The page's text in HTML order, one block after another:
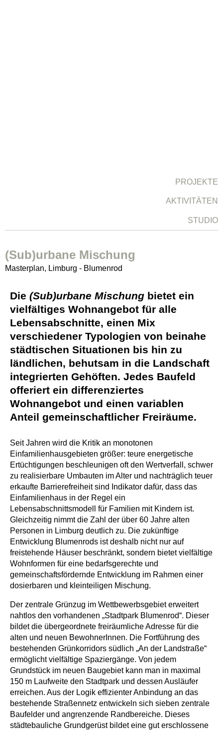
PROJEKTE
AKTIVITÄTEN
STUDIO
(Sub)urbane Mischung
Masterplan, Limburg - Blumenrod
Die (Sub)urbane Mischung bietet ein
vielfältiges Wohnangebot für alle
Lebensabschnitte, einen Mix
verschiedener Typologien von beinahe
städtischen Situationen bis hin zu
ländlichen, behutsam in die Landschaft
integrierten Gehöften. Jedes Baufeld
offeriert ein differenziertes
Wohnangebot und einen variablen
Anteil gemeinschaftlicher Freiräume.
Seit Jahren wird die Kritik an monotonen
Einfamilienhausgebieten größer: teure energetische
Ertüchtigungen beschleunigen oft den Wertverfall, schwer
zu realisierbare Umbauten im Alter und nachträglich teuer
erkaufte Barrierefreiheit sind Indikator dafür, dass das
Einfamilienhaus in der Regel ein
Lebensabschnittsmodell für Familien mit Kindern ist.
Gleichzeitig nimmt die Zahl der über 60 Jahre alten
Personen in Limburg deutlich zu. Die zukünftige
Entwicklung Blumenrods ist deshalb nicht nur auf
freistehende Häuser beschränkt, sondern bietet vielfältige
Wohnformen für eine bedarfsgerechte und
gemeinschaftsfördernde Entwicklung im Rahmen einer
dosierbaren und kleinteiligen Mischung.
Der zentrale Grünzug im Wettbewerbsgebiet erweitert
nahtlos den vorhandenen „Stadtpark Blumenrod“. Dieser
bildet die übergeordnete freiräumliche Adresse für die
alten und neuen BewohnerInnen. Die Fortführung des
bestehenden Grünkorridors südlich „An der Landstraße“
ermöglicht vielfältige Spaziergänge. Von jedem
Grundstück im neuen Baugebiet kann man in maximal
150 m Laufweite den Stadtpark und dessen Ausläufer
erreichen. Aus der Logik effizienter Anbindung an das
bestehende Straßennetz entwickeln sich sieben zentrale
Baufelder und angrenzende Randbereiche. Dieses
städtebauliche Grundgerüst bildet eine gut erschlossene